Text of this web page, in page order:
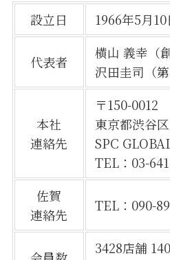
設立日 1966年5月10
代表者
横山 義幸（
沢田圭司（
本社
連絡先
〒150-0012
東京都渋谷
SPC
TEL：03-
佐賀
連絡先
TEL：090-
3428店舗